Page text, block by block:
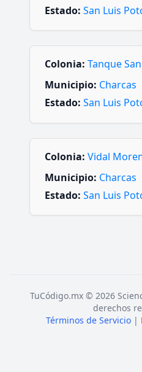
Estado: San Luis
Colonia: Tanque
Municipio: Charcas
Estado: San Luis
Colonia: Vidal
Municipio: Charcas
Estado: San Luis
TuCódigo.mx © 2026
derechos
Términos de Servicio |